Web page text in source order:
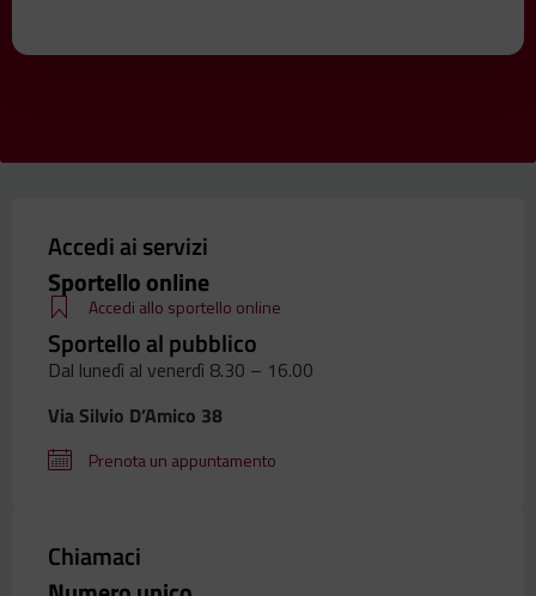
Accedi ai servizi
Sportello online
Accedi allo sportello online
Sportello al pubblico
Dal lunedì al venerdì 8.30 – 16.00
Via Silvio D’Amico 38
Prenota un appuntamento
Chiamaci